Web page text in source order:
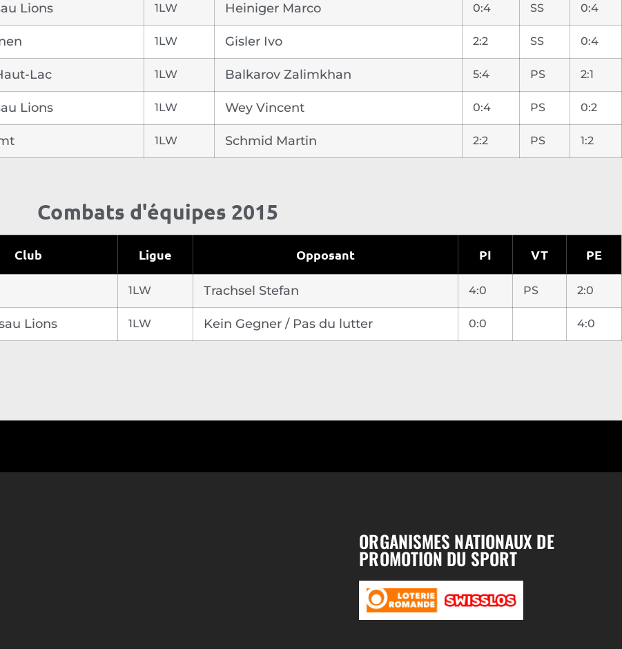
Lions 1LW Heiniger Marco 0:4 SS 0:4
1LW Gisler Ivo 2:2 SS 0:4
Lac 1LW Balkarov Zalimkhan 5:4 PS 2:1
Lions 1LW Wey Vincent 0:4 PS 0:2
1LW Schmid Martin 2:2 PS 1:2
Combats d'équipes 2015
Club Ligue Opposant PI VT PE
1LW Trachsel Stefan 4:0 PS 2:0
Lions 1LW Kein Gegner / Pas du lutter 0:0 4:0
ORGANISMES NATIONAUX DE
PROMOTION DU SPORT